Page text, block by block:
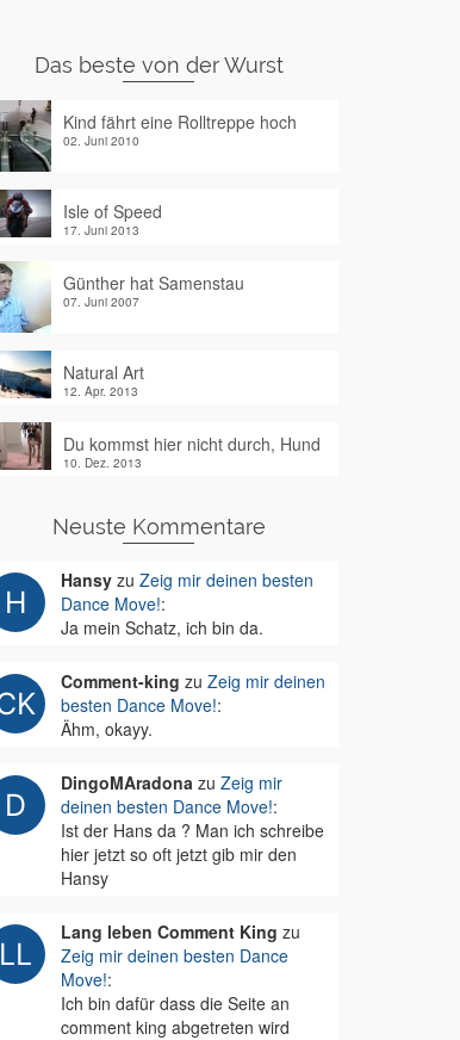
Das beste von der Wurst
Kind fährt eine Rolltreppe hoch
02. Juni 2010
Isle of Speed
17. Juni 2013
Günther hat Samenstau
07. Juni 2007
Natural Art
12. Apr. 2013
Du kommst hier nicht durch, Hund
10. Dez. 2013
Neuste Kommentare
Hansyzu Zeig mir deinen besten
Dance Move!:
Ja mein Schatz, ich bin da.
Comment-king zu Zeig mir deinen
besten Dance Move!:
Ähm, okayy.
DingoMAradonazu Zeig mir
deinen besten Dance Move!:
Ist der Hans da ? Man ich schreibe
hier jetzt so oft jetzt gib mir den
Hansy
Lang leben Comment King zu
Zeig mir deinen besten Dance
Move!:
Ich bin dafür dass die Seite an
comment king abgetreten wird